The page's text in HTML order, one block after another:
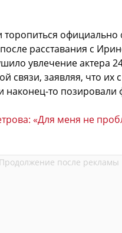
официально
расставания с
увлечение актера
связи, заявляя, что их
наконец-то
«Для меня не